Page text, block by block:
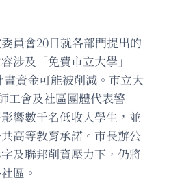
員會20日就各部門提出的
涉及「免費市立大學」
資金可能被削減。市立大
工會及社區團體代表警
響數千名低收入學生，並
高等教育承諾。市長辦公
及聯邦削資壓力下，仍將
區。